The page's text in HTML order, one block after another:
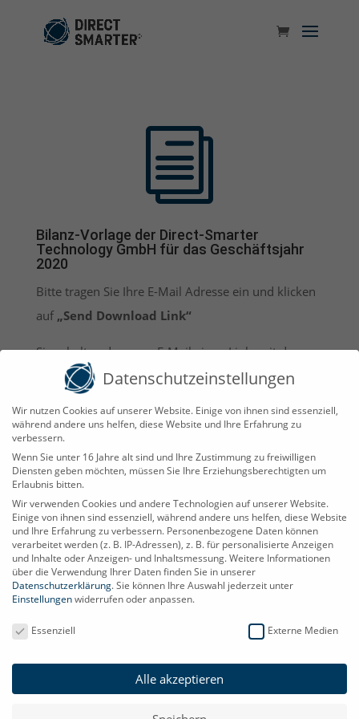
i
Bilanz-Vorlage der Direct-Smarter
Technology GmbH für das Geschäftsjahr
2020
Bitte tragen Sie Ihre E-Mail Adresse ein und klicken
auf „Send Download Link“
Sie erhalten dann per E-Mail einen Link, mit dem
Sie die PDF öffnen können.
Email *
Industriepark Str. A-9
Datenschutzeinstellungen
Wir nutzen Cookies auf unserer Website. Einige von ihnen sind essenziell,
während andere uns helfen, diese Website und Ihre Erfahrung zu
verbessern.
Wenn Sie unter 16 Jahre alt sind und Ihre Zustimmung zu freiwilligen
Diensten geben möchten, müssen Sie Ihre Erziehungsberechtigten um
Erlaubnis bitten.
Wir verwenden Cookies und andere Technologien auf unserer Website.
Einige von ihnen sind essenziell, während andere uns helfen, diese Website
und Ihre Erfahrung zu verbessern. Personenbezogene Daten können
verarbeitet werden (z. B. IP-Adressen), z. B. für personalisierte Anzeigen
und Inhalte oder Anzeigen- und Inhaltsmessung.Weitere Informationen
über die Verwendung Ihrer Daten finden Sie in unserer
Datenschutzerklärung.Sie können Ihre Auswahl jederzeit unter
Einstellungenwiderrufen oder anpassen.
Datenschutzeinstellungen
Essenziell Externe Medien
Alle akzeptieren